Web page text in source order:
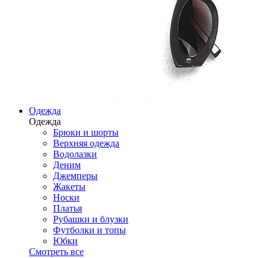
Одежда
Одежда
Брюки и шорты
Верхняя одежда
Водолазки
Деним
Джемперы
Жакеты
Носки
Платья
Рубашки и блузки
Футболки и топы
Юбки
Смотреть все